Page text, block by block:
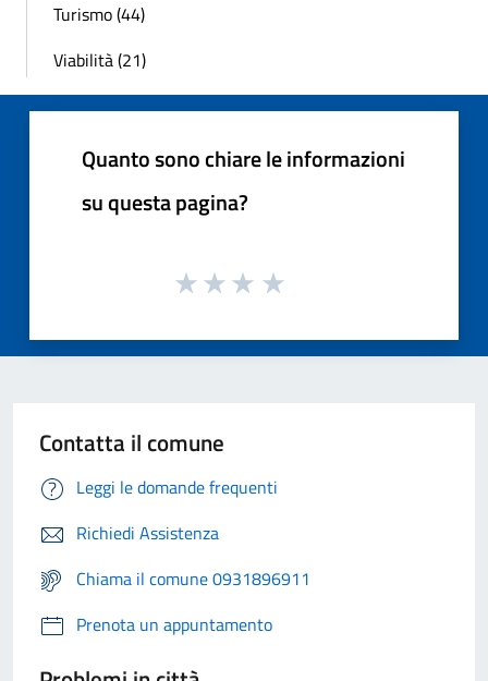
Turismo (44)
Viabilità (21)
Quanto sono chiare le informazioni
su questa pagina?
Contatta il comune
Leggi le domande frequenti
Richiedi Assistenza
Chiama il comune 0931896911
Prenota un appuntamento